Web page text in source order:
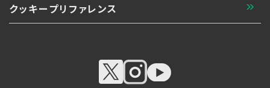
クッキープリファレンス